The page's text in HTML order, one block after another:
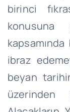
birinci
ibraz
beyan
üzerinden